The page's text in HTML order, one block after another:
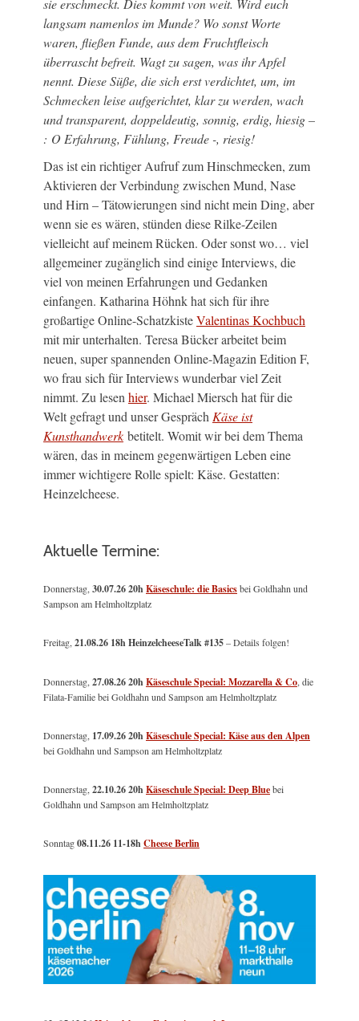
sie erschmeckt. Dies kommt von weit. Wird euch
langsam namenlos im Munde? Wo sonst Worte
waren, fließen Funde, aus dem Fruchtfleisch
überrascht befreit. Wagt zu sagen, was ihr Apfel
nennt. Diese Süße, die sich erst verdichtet, um, im
Schmecken leise aufgerichtet, klar zu werden, wach
und transparent, doppeldeutig, sonnig, erdig, hiesig –
: O Erfahrung, Fühlung, Freude -, riesig!
Das ist ein richtiger Aufruf zum Hinschmecken, zum
Aktivieren der Verbindung zwischen Mund, Nase
und Hirn – Tätowierungen sind nicht mein Ding, aber
wenn sie es wären, stünden diese Rilke-Zeilen
vielleicht auf meinem Rücken. Oder sonst wo… viel
allgemeiner zugänglich sind einige Interviews, die
viel von meinen Erfahrungen und Gedanken
einfangen. Katharina Höhnk hat sich für ihre
großartige Online-SchatzkisteValentinas Kochbuch
mit mir unterhalten. Teresa Bücker arbeitet beim
neuen, super spannenden Online-Magazin Edition F,
wo frau sich für Interviews wunderbar viel Zeit
nimmt. Zu lesen hier. Michael Miersch hat für die
Welt gefragt und unser Gespräch Käse ist
Kunsthandwerk betitelt. Womit wir bei dem Thema
wären, das in meinem gegenwärtigen Leben eine
immer wichtigere Rolle spielt: Käse. Gestatten:
Heinzelcheese.
Aktuelle Termine:
Donnerstag, 30.07.26 20hKäseschule: die Basicsbei Goldhahn und
Sampson am Helmholtzplatz
Freitag, 21.08.26 18h HeinzelcheeseTalk #135– Details folgen!
Donnerstag, 27.08.26 20hKäseschule Special: Mozzarella & Co , die
Filata-Familie bei Goldhahn und Sampson am Helmholtzplatz
Donnerstag, 17.09.26 20hKäseschule Special: Käse aus den Alpen
bei Goldhahn und Sampson am Helmholtzplatz
Donnerstag, 22.10.26 20hKäseschule Special: Deep Bluebei
Goldhahn und Sampson am Helmholtzplatz
Sonntag08.11.26 11-18hCheese Berlin